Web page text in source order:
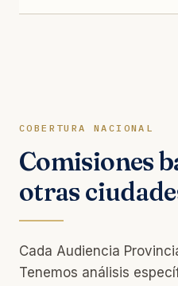
COBERTURA NACIONAL
Comisiones
otras
Cada Audiencia
Tenemos análisis